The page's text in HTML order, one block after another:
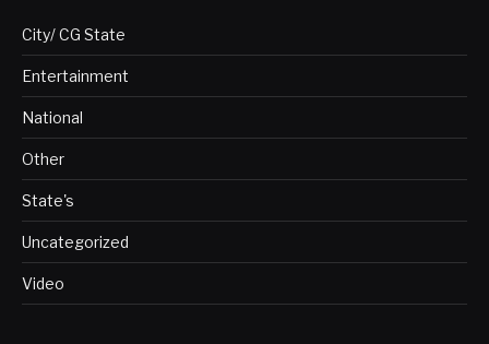
City/ CG State
Entertainment
National
Other
State's
Uncategorized
Video